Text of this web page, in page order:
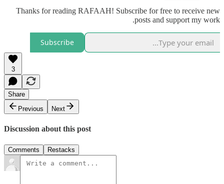
Thanks for reading RAFAAH! Subscribe for free to receive new
posts and support my work.
Subscribe
3
Share
Previous
Next
Discussion about this post
Comments Restacks